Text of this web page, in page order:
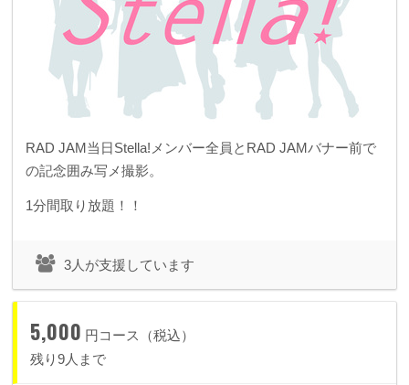
RAD JAM当日Stella!メンバー全員とRAD JAMバナー前で
の記念囲み写メ撮影。
1分間取り放題！！
3人が支援しています
5,000 円コース（税込）
残り9人まで